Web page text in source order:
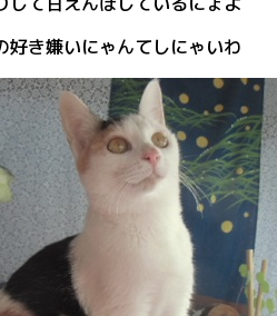
好き嫌いにゃんてしにゃいわ